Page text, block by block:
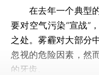
在去年一个典型的
要对空气污染“宣战”
之处。雾霾对大部分
忽视的危险因素，然
的牙齿。